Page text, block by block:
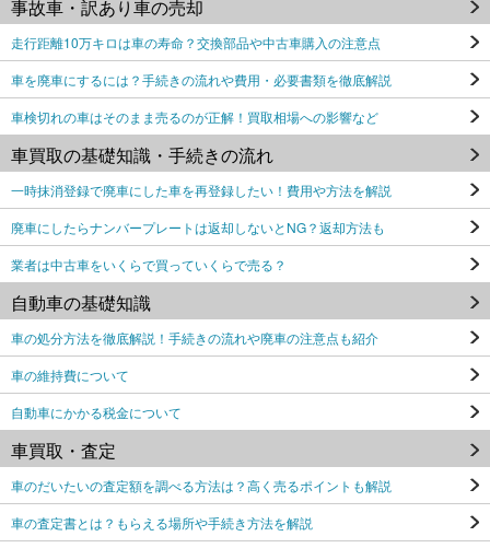
事故車・訳あり車の売却
走行距離10万キロは車の寿命？交換部品や中古車購入の注意点
車を廃車にするには？手続きの流れや費用・必要書類を徹底解説
車検切れの車はそのまま売るのが正解！買取相場への影響など
車買取の基礎知識・手続きの流れ
一時抹消登録で廃車にした車を再登録したい！費用や方法を解説
廃車にしたらナンバープレートは返却しないとNG？返却方法も
業者は中古車をいくらで買っていくらで売る？
自動車の基礎知識
車の処分方法を徹底解説！手続きの流れや廃車の注意点も紹介
車の維持費について
自動車にかかる税金について
車買取・査定
車のだいたいの査定額を調べる方法は？高く売るポイントも解説
車の査定書とは？もらえる場所や手続き方法を解説